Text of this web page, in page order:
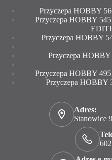
Przyczepa HOBBY
Przyczepa HOBBY
Przyczepa HOBBY
Przyczepa
Przyczepa HOBBY
Przyczepa HOBBY
Adres:
Stanowice